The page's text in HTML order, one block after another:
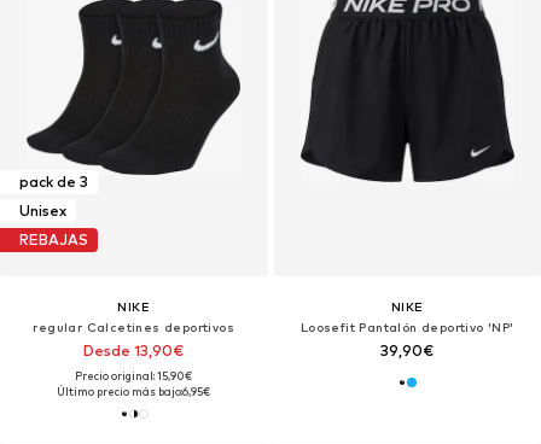
pack de 3
Unisex
REBAJAS
NIKE
regular Calcetines deportivos
Desde 13,90€
Precio original: 15,90€
Último precio más bajo:6,95€
NIKE
Loosefit Pantalón deportivo 'NP'
39,90€